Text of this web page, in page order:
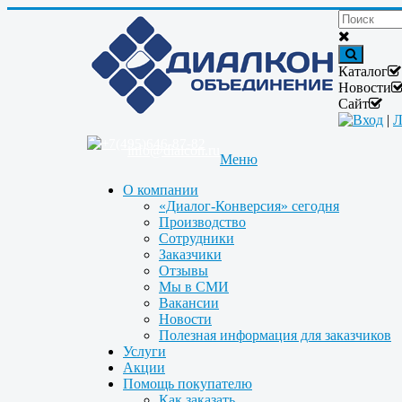
Каталог
Новости
Сайт
Вход |
Меню
О компании
«Диалог-Конверсия» сегодня
Производство
Сотрудники
Заказчики
Отзывы
Мы в СМИ
Вакансии
Новости
Полезная информация для заказчиков
Услуги
Акции
Помощь покупателю